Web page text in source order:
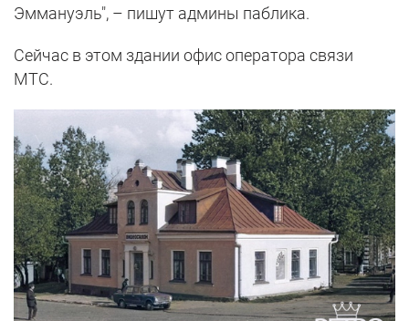
Эммануэль", – пишут админы паблика.
Сейчас в этом здании офис оператора связи
МТС.